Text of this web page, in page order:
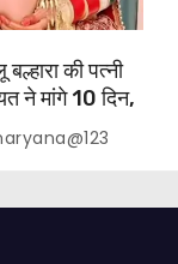
की पत्नी
ने मांगे 10 दिन,